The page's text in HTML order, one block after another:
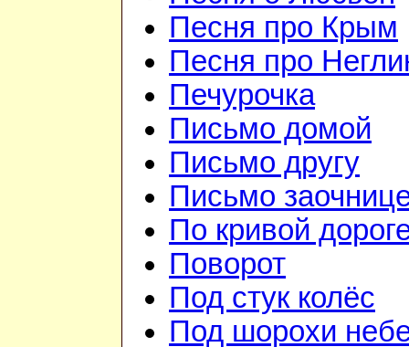
Песня про Крым
Песня про
Печурочка
Письмо домой
Письмо другу
Письмо
По кривой
Поворот
Под стук колёс
Под шорохи